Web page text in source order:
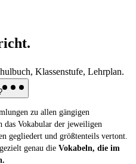
Klassenstufe, Lehrplan.
zu allen gängigen
das Vokabular der jeweiligen
gegliedert und größtenteils vertont.
genau die Vokabeln, die im